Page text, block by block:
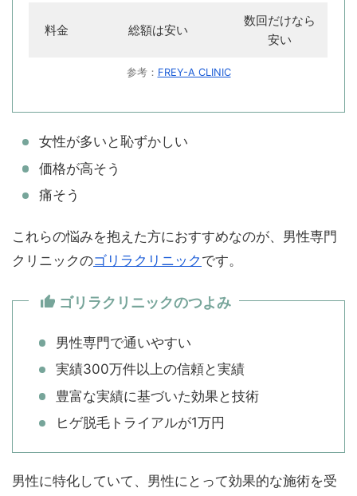
料金 総額は安い
数回だけなら
安い
参考： FREY-A CLINIC
女性が多いと恥ずかしい
価格が高そう
痛そう
これらの悩みを抱えた方におすすめなのが、男性専門
クリニックのゴリラクリニック です。
ゴリラクリニックのつよみ
男性専門で通いやすい
実績300万件以上の信頼と実績
豊富な実績に基づいた効果と技術
ヒゲ脱毛トライアルが1万円
男性に特化していて、男性にとって効果的な施術を受